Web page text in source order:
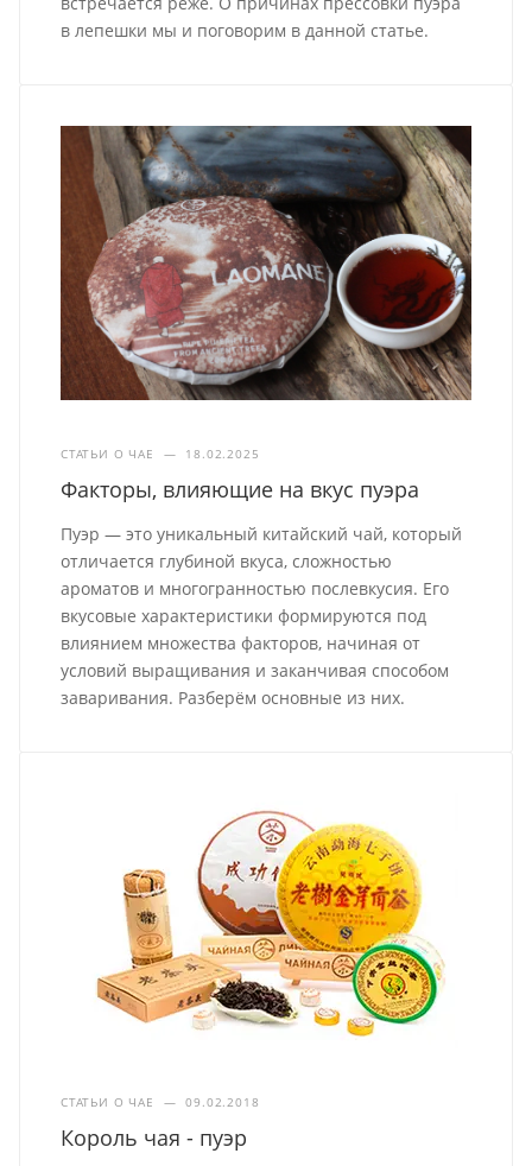
в лепешки мы и поговорим в данной статье.
СТАТЬИ О ЧАЕ — 18.02.2025
Факторы, влияющие на вкус пуэра
Пуэр — это уникальный китайский чай, который
отличается глубиной вкуса, сложностью
ароматов и многогранностью послевкусия. Его
вкусовые характеристики формируются под
влиянием множества факторов, начиная от
условий выращивания и заканчивая способом
заваривания. Разберём основные из них.
СТАТЬИ О ЧАЕ — 09.02.2018
Король чая - пуэр